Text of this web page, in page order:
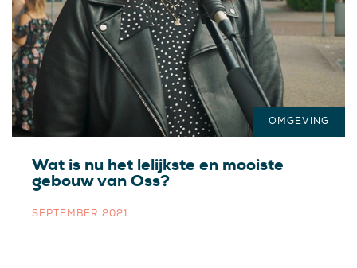
Wat is nu het lelijkste en mooiste
gebouw van Oss?
SEPTEMBER 2021
OMGEVING